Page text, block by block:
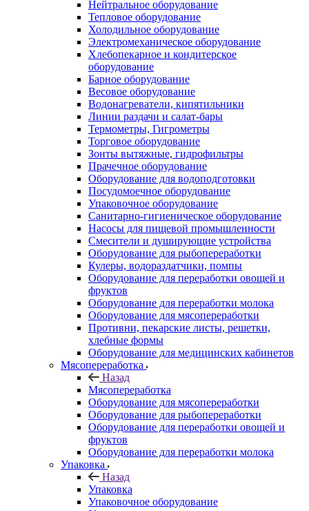
Нейтральное оборудование
Тепловое оборудование
Холодильное оборудование
Электромеханическое оборудование
Хлебопекарное и кондитерское
оборудование
Барное оборудование
Весовое оборудование
Водонагреватели, кипятильники
Линии раздачи и салат-бары
Термометры, Гигрометры
Торговое оборудование
Зонты вытяжные, гидрофильтры
Прачечное оборудование
Оборудование для водоподготовки
Посудомоечное оборудование
Упаковочное оборудование
Санитарно-гигиеническое оборудование
Насосы для пищевой промышленности
Смесители и душирующие устройства
Оборудование для рыбопереработки
Кулеры, водораздатчики, помпы
Оборудование для переработки овощей и
фруктов
Оборудование для переработки молока
Оборудование для мясопереработки
Противни, пекарские листы, решетки,
хлебные формы
Оборудование для медицинских кабинетов
Мясопереработка
Назад
Мясопереработка
Оборудование для мясопереработки
Оборудование для рыбопереработки
Оборудование для переработки овощей и
фруктов
Оборудование для переработки молока
Упаковка
Назад
Упаковка
Упаковочное оборудование